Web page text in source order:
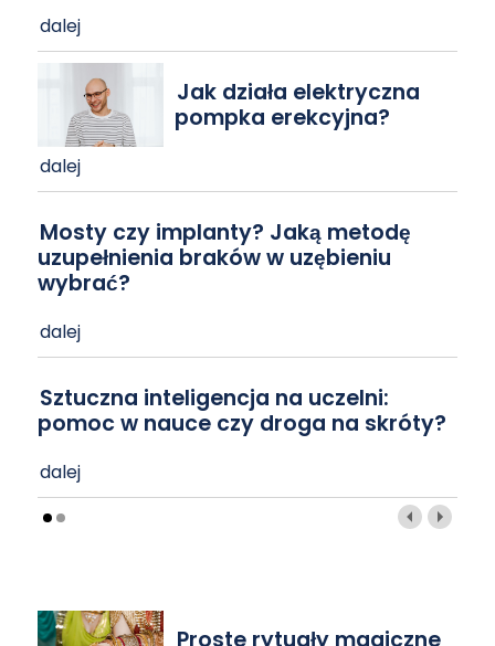
dalej
Jak działa elektryczna
pompka erekcyjna?
dalej
Mosty czy implanty? Jaką metodę
uzupełnienia braków w uzębieniu
wybrać?
dalej
Sztuczna inteligencja na uczelni:
pomoc w nauce czy droga na skróty?
dalej
Proste rytuały magiczne